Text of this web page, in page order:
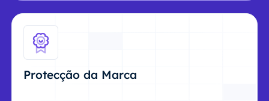
Protecção da Marca